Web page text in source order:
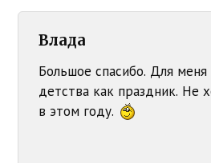
Влада
Большое спасибо. Для
детства как праздник. Не
в этом году.